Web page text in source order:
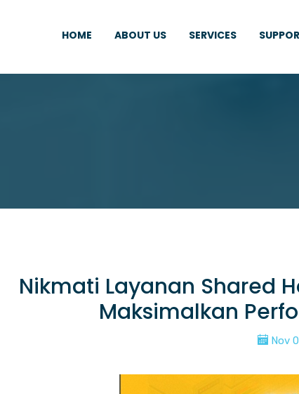
HOME ABOUT US SERVICES
Nikmati Layanan Shared
Maksimalkan
Nov